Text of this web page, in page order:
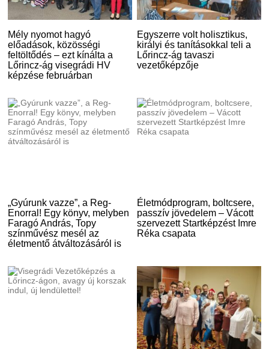
Mély nyomot hagyó
előadások, közösségi
feltöltődés – ezt kínálta a
Lőrincz-ág visegrádi HV
képzése februárban
Egyszerre volt holisztikus,
királyi és tanításokkal teli a
Lőrincz-ág tavaszi
vezetőképzője
„Gyúrunk vazze”, a Reg-
Enorral! Egy könyv, melyben
Faragó András, Topy
színművész mesél az
életmentő átváltozásáról is
Életmódprogram, boltcsere,
passzív jövedelem – Vácott
szervezett Startképzést Imre
Réka csapata